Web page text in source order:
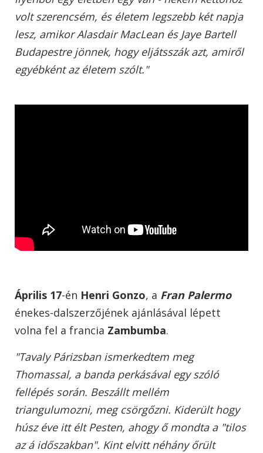
volt szerencsém, és életem legszebb két napja
lesz, amikor Alasdair MacLean és Jaye Bartell
Budapestre jönnek, hogy eljátsszák azt, amiről
egyébként az életem szólt."
Április 17-én Henri Gonzo, a Fran Palermo
énekes-dalszerzőjének ajánlásával lépett
volna fel a francia Zambumba.
"Tavaly Párizsban ismerkedtem meg
Thomassal, a banda perkásával egy szóló
fellépés során. Beszállt mellém
triangulumozni, meg csörgőzni. Kiderült hogy
húsz éve itt élt Pesten, ahogy ő mondta a "tilos
az á időszakban". Kint elvitt néhány őrült